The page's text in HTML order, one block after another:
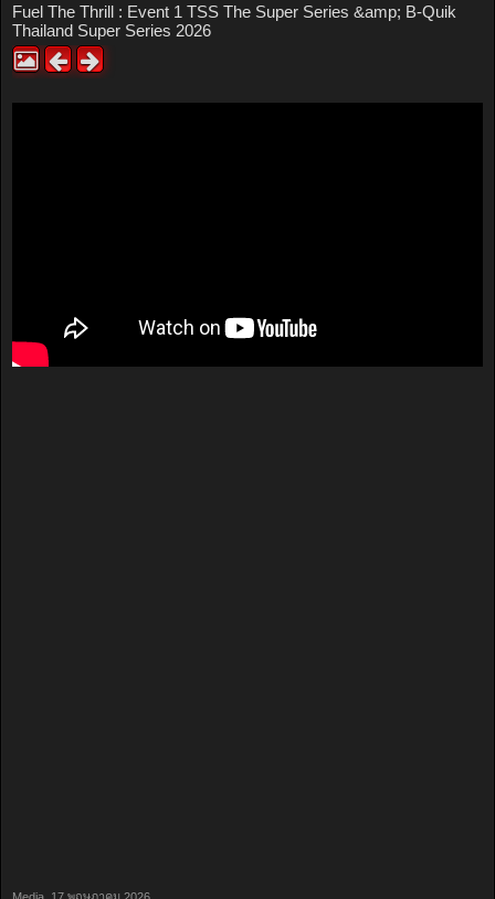
Fuel The Thrill : Event 1 TSS The Super Series &amp; B-Quik
Thailand Super Series 2026